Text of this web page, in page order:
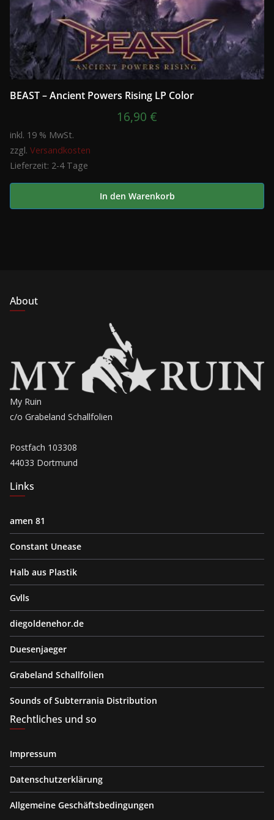
BEAST – Ancient Powers Rising LP Color
16,90 €
inkl. 19 % MwSt.
zzgl. Versandkosten
Lieferzeit: 2-4 Tage
In den Warenkorb
About
My Ruin
c/o Grabeland Schallfolien
Postfach 103308
44033 Dortmund
Links
amen 81
Constant Unease
Halb aus Plastik
Gvlls
diegoldenehor.de
Duesenjaeger
Grabeland Schallfolien
Sounds of Subterrania Distribution
Rechtliches und so
Impressum
Datenschutzerklärung
Allgemeine Geschäftsbedingungen